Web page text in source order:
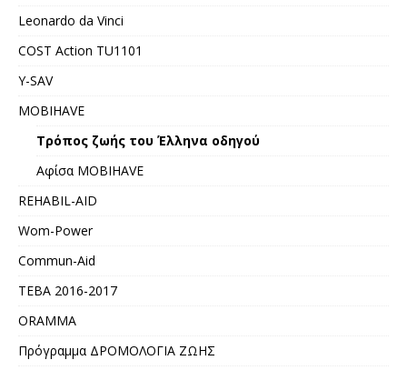
Leonardo da Vinci
COST Action TU1101
Y-SAV
MOBIHAVE
Τρόπος ζωής του Έλληνα οδηγού
Αφίσα MOBIHAVE
REHABIL-AID
Wom-Power
Commun-Aid
ΤΕΒΑ 2016-2017
ORAMMA
Πρόγραμμα ΔΡΟΜΟΛΟΓΙΑ ΖΩΗΣ